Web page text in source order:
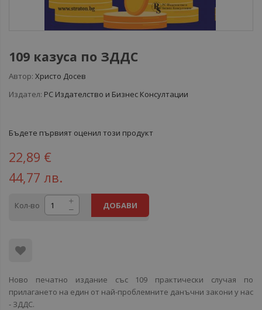
109 казуса по ЗДДС
Автор: Христо Досев
Издател: РС Издателство и Бизнес Консултации
Бъдете първият оценил този продукт
22,89 €
44,77 лв.
Кол-во ДОБАВИ
Ново печатно издание със 109 практически случая по
прилагането на един от най-проблемните данъчни закони у нас
- ЗДДС.